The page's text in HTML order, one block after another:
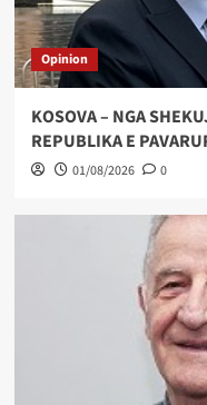
Opinion
KOSOVA – NGA
REPUBLIKA E
01/08/2026 0